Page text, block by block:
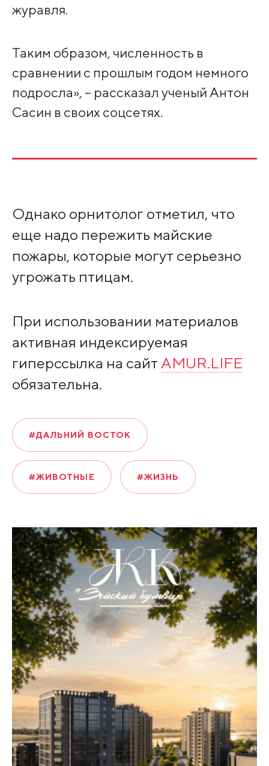
журавля.
Таким образом, численность в
сравнении с прошлым годом немного
подросла», – рассказал ученый Антон
Сасин в своих соцсетях.
Однако орнитолог отметил, что
еще надо пережить майские
пожары, которые могут серьезно
угрожать птицам.
При использовании материалов
активная индексируемая
гиперссылка на сайт AMUR.LIFE
обязательна.
#ДАЛЬНИЙ ВОСТОК
#ЖИВОТНЫЕ #ЖИЗНЬ